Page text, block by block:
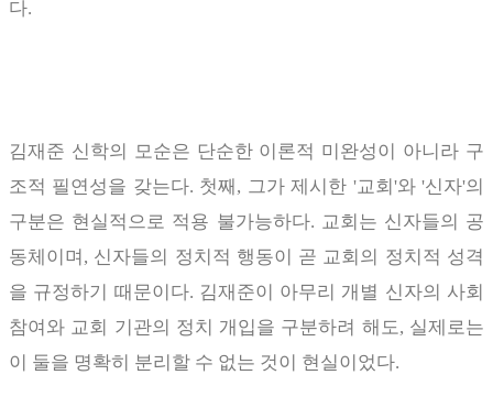
다.
김재준 신학의 모순은 단순한 이론적 미완성이 아니라 구
조적 필연성을 갖는다. 첫째 , 그가 제시한 '교회 '와'신자'의
구분은 현실적으로 적용 불가능하다. 교회는 신자들의 공
동체이며 , 신자들의 정치적 행동이 곧 교회의 정치적 성격
을 규정하기 때문이다. 김재준이 아무리 개별 신자의 사회
참여와 교회 기관의 정치 개입을 구분하려 해도, 실제로는
이 둘을 명확히 분리할 수 없는 것이 현실이었다.